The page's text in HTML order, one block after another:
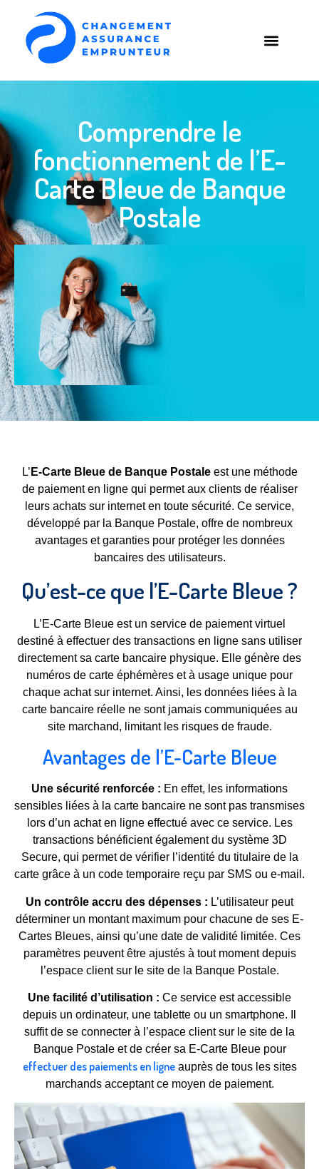
Comprendre le
fonctionnement de l’E-
Carte Bleue de Banque
Postale
L’ E-Carte Bleue de Banque Postaleest une méthode
de paiement en ligne qui permet aux clients de réaliser
leurs achats sur internet en toute sécurité. Ce service,
développé par la Banque Postale, offre de nombreux
avantages et garanties pour protéger les données
bancaires des utilisateurs.
Qu’est-ce que l’E-Carte Bleue ?
L’E-Carte Bleue est un service de paiement virtuel
destiné à effectuer des transactions en ligne sans utiliser
directement sa carte bancaire physique. Elle génère des
numéros de carte éphémères et à usage unique pour
chaque achat sur internet. Ainsi, les données liées à la
carte bancaire réelle ne sont jamais communiquées au
site marchand, limitant les risques de fraude.
Avantages de l’E-Carte Bleue
Une sécurité renforcée : En effet, les informations
sensibles liées à la carte bancaire ne sont pas transmises
lors d’un achat en ligne effectué avec ce service. Les
transactions bénéficient également du système 3D
Secure, qui permet de vérifier l’identité du titulaire de la
carte grâce à un code temporaire reçu par SMS ou e-mail.
Un contrôle accru des dépenses : L’utilisateur peut
déterminer un montant maximum pour chacune de ses E-
Cartes Bleues, ainsi qu’une date de validité limitée. Ces
paramètres peuvent être ajustés à tout moment depuis
l’espace client sur le site de la Banque Postale.
Une facilité d’utilisation : Ce service est accessible
depuis un ordinateur, une tablette ou un smartphone. Il
suffit de se connecter à l’espace client sur le site de la
Banque Postale et de créer sa E-Carte Bleue pour
effectuer des paiements en ligneauprès de tous les sites
marchands acceptant ce moyen de paiement.